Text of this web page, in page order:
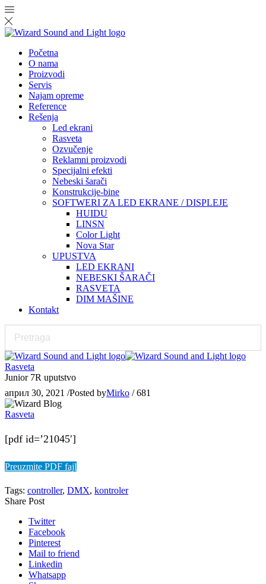
Početna
O nama
Proizvodi
Servis
Najam opreme
Reference
Rešenja
Led ekrani
Rasveta
Ozvučenje
Reklamni proizvodi
Specijalni efekti
Nebeski šarači
Konstrukcije-bine
SOFTWERI ZA LED EKRANE / DISPLEJE
HUIDU
LINSN
Color Light
Nova Star
UPUSTVA
LED EKRANI
NEBESKI ŠARAČI
RASVETA
DIM MAŠINE
Kontakt
Rasveta
Junior 7R uputstvo
април 30, 2021 /Posted byMirko / 681
Rasveta
[pdf id=’21045′]
Preuzmite PDF fajl
Tags: controller, DMX, kontroler
Share Post
Twitter
Facebook
Pinterest
Mail to friend
Linkedin
Whatsapp